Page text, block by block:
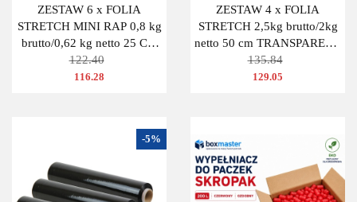
ZESTAW 6 x FOLIA
STRETCH MINI RAP 0,8 kg
brutto/0,62 kg netto 25 CM
CZARNA
122.40
116.28
ZESTAW 4 x FOLIA
STRETCH 2,5kg brutto/2kg
netto 50 cm TRANSPARENT
BEZBARWNA
135.84
129.05
-5%